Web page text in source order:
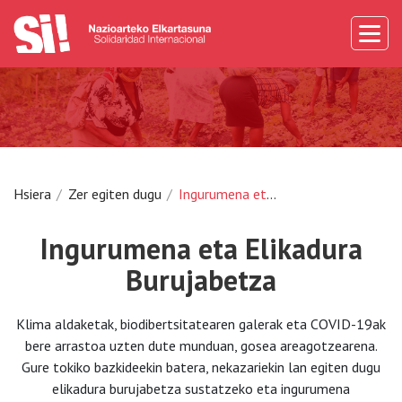
Hsiera Zer egiten dugu Ingurumena eta Elikadura Burujabetza
Ingurumena eta Elikadura
Burujabetza
Klima aldaketak, biodibertsitatearen galerak eta COVID-19ak
bere arrastoa uzten dute munduan, gosea areagotzearena.
Gure tokiko bazkideekin batera, nekazariekin lan egiten dugu
elikadura burujabetza sustatzeko eta ingurumena